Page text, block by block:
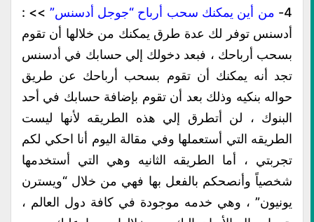
4- من أين يمكنك سحب أرباح “جوجل أدسنس” >> :
أدسنس توفر لك عدة طرق يمكنك من خلالها أن تقوم
بسحب أرباحك ، فبعد دخولك إلي حسابك في أدسنس
تجد أنه يمكنك أن تقوم بسحب أرباحك عن طريق
حواله بنكيه وذلك بعد أن تقوم بإضافة حسابك في أحد
البنوك ، لن أتطرق إلي هذه الطريقه لأنها ليست
الطريقه التي أستعملها وفي مقالة اليوم أنا احكي لكم
تجربتي ، أما الطريقه الثانيه وهي التي أستخدمها
شخصياً وأنصحكم بالفعل بها فهي من خلال “ويسترن
يونيون” ، وهي خدمه موجودة في كافة دول العالم ،